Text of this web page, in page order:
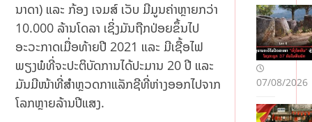
ນາດາ) ແລະ ກ້ອງ ເຈມສ໌ ເວັບ ມີມູນຄ່າຫຼາຍກວ່າ
10.000 ລ້ານໂດລາ ເຊິ່ງມັນຖືກປ່ອຍຂຶ້ນໄປ
ອະວະກາດເມື່ອທ້າຍປີ 2021 ແລະ ມີເຊື້ອໄຟ
ພຽງພໍທີ່ຈະປະຕິບັດການໄດ້ປະມານ 20 ປີ ແລະ
ມັນມີໜ້າທີ່ສຳຫຼວດກາແລັກຊີທີ່ຫ່າງອອກໄປຈາກ
ໂລກຫຼາຍລ້ານປີແສງ.
i
Oy
un
çul
ard
an
İpu
çla
i:
Tə
crü
bəl
i
İsti
fad
əçi
07/08/2026